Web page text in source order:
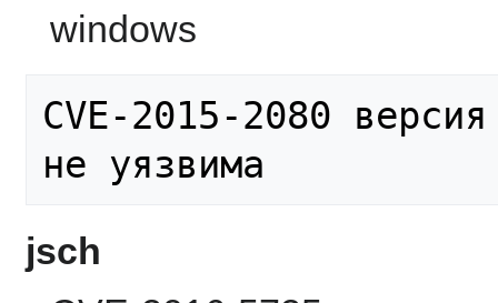
windows
CVE-2015-2080
jsch